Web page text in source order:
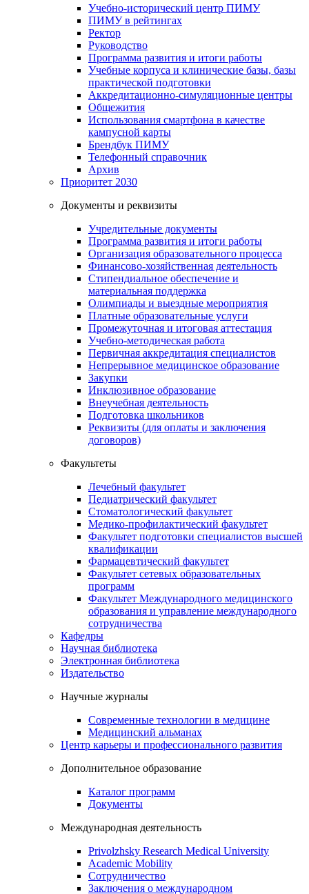
Учебно-исторический центр ПИМУ
ПИМУ в рейтингах
Ректор
Руководство
Программа развития и итоги работы
Учебные корпуса и клинические базы, базы
практической подготовки
Аккредитационно-симуляционные центры
Общежития
Использования смартфона в качестве
кампусной карты
Брендбук ПИМУ
Телефонный справочник
Архив
Приоритет 2030
Документы и реквизиты
Учредительные документы
Программа развития и итоги работы
Организация образовательного процесса
Финансово-хозяйственная деятельность
Стипендиальное обеспечение и
материальная поддержка
Олимпиады и выездные мероприятия
Платные образовательные услуги
Промежуточная и итоговая аттестация
Учебно-методическая работа
Первичная аккредитация специалистов
Непрерывное медицинское образование
Закупки
Инклюзивное образование
Внеучебная деятельность
Подготовка школьников
Реквизиты (для оплаты и заключения
договоров)
Факультеты
Лечебный факультет
Педиатрический факультет
Стоматологический факультет
Медико-профилактический факультет
Факультет подготовки специалистов высшей
квалификации
Фармацевтический факультет
Факультет сетевых образовательных
программ
Факультет Международного медицинского
образования и управление международного
сотрудничества
Кафедры
Научная библиотека
Электронная библиотека
Издательство
Научные журналы
Современные технологии в медицине
Медицинский альманах
Центр карьеры и профессионального развития
Дополнительное образование
Каталог программ
Документы
Международная деятельность
Privolzhsky Research Medical University
Academic Mobility
Сотрудничество
Заключения о международном